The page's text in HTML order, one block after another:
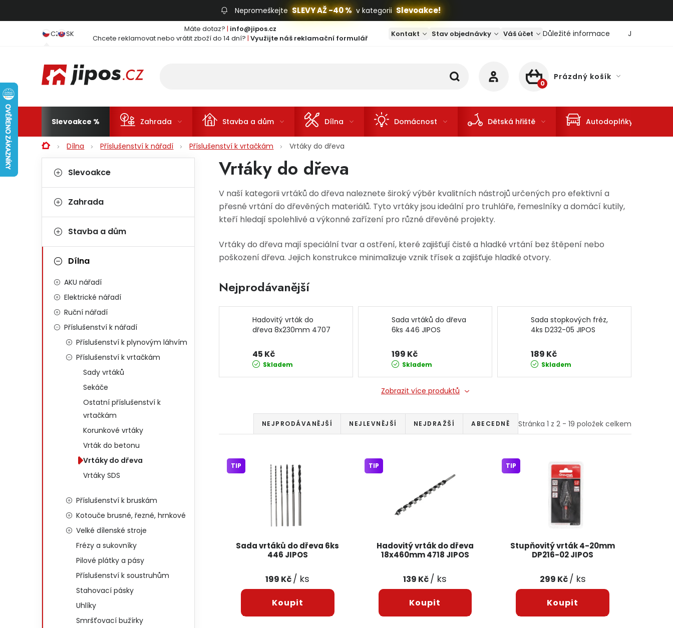
Nepromeškejte SLEVY AŽ -40 % v kategorii Slevoakce!
CZ SK Máte dotaz? | info@jipos.cz
Chcete reklamovat nebo vrátit zboží do 14 dní? | Využijte náš reklamační formulář Kontakt Stav objednávky Váš účet Důležité informace Jaký je
NÁKUPNÍ KOŠÍK
Prázdný košík
Slevoakce Zahrada Stavba a dům Dílna Domácnost Dětská hřiště Autodoplňky
DomůDílna Příslušenství k nářadí Příslušenství k vrtačkám Vrtáky do dřeva
Postranní panel
Kategorie
Slevoakce
Zahrada
Stavba a dům
Dílna
AKU nářadí
Elektrické nářadí
Ruční nářadí
Příslušenství k nářadí
Příslušenství k plynovým láhvím
Příslušenství k vrtačkám
Sady vrtáků
Sekáče
Ostatní příslušenství k
vrtačkám
Korunkové vrtáky
Vrták do betonu
Vrtáky do dřeva
Vrtáky SDS
Příslušenství k bruskám
Kotouče brusné, řezné, hrnkové
Velké dílenské stroje
Frézy a sukovníky
Pilové plátky a pásy
Příslušenství k soustruhům
Stahovací pásky
Uhlíky
Smršťovací bužírky
Vrtáky do dřeva
V naší kategorii vrtáků do dřeva naleznete široký výběr kvalitních nástrojů určených pro efektivní a
přesné vrtání do dřevěných materiálů. Tyto vrtáky jsou ideální pro truhláře, řemeslníky a domácí kutily,
kteří hledají spolehlivé a výkonné zařízení pro různé dřevěné projekty.
Vrtáky do dřeva mají speciální tvar a ostření, které zajišťují čisté a hladké vrtání bez štěpení nebo
poškození dřeva. Jejich konstrukce minimalizuje vznik třísek a zajišťuje hladké otvory.
Nejprodávanější
Hadovitý vrták do
dřeva 8x230mm 4707
45 Kč
Skladem
Sada vrtáků do dřeva
6ks 446 JIPOS
199 Kč
Skladem
Sada stopkových fréz,
4ks D232-05 JIPOS
189 Kč
Skladem
Zobrazit více produktů
Stránka 1 z 2 - 19 položek celkem
Řazení produktů
NEJPRODÁVANĚJŠÍ NEJLEVNĚJŠÍ NEJDRAŽŠÍ ABECEDNĚ
Výpis produktů
Sada vrtáků do dřeva 6ks
446 JIPOS
TIP
199 Kč/ ks
Hadovitý vrták do dřeva
18x460mm 4718 JIPOS
TIP
139 Kč/ ks
Stupňovitý vrták 4-20mm
DP216-02 JIPOS
TIP
299 Kč/ ks